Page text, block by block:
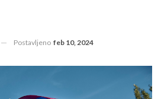
Postavljeno feb 10, 2024